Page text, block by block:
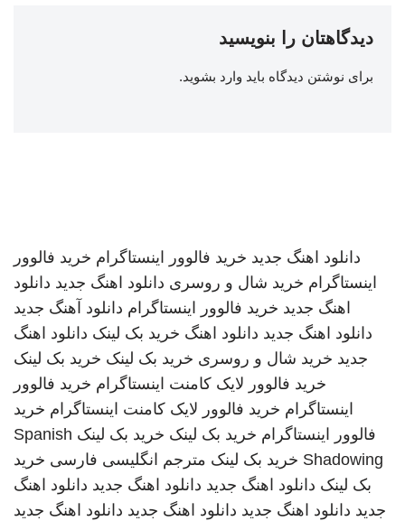
دیدگاهتان را بنویسید
برای نوشتن دیدگاه باید وارد بشوید.
دانلود اهنگ جدید خرید فالوور اینستاگرام خرید فالوور
اینستاگرام خرید شال و روسری دانلود اهنگ جدید دانلود
اهنگ جدید خرید فالوور اینستاگرام دانلود آهنگ جدید
دانلود اهنگ جدید دانلود اهنگ خرید بک لینک دانلود اهنگ
جدید خرید شال و روسری خرید بک لینک خرید بک لینک
خرید فالوور لایک کامنت اینستاگرام خرید فالوور
اینستاگرام خرید فالوور لایک کامنت اینستاگرام خرید
فالوور اینستاگرام خرید بک لینک خرید بک لینک Spanish
Shadowing خرید بک لینک مترجم انگلیسی فارسی خرید
بک لینک دانلود اهنگ جدید دانلود اهنگ جدید دانلود اهنگ
جدید دانلود اهنگ جدید دانلود اهنگ جدید دانلود اهنگ جدید